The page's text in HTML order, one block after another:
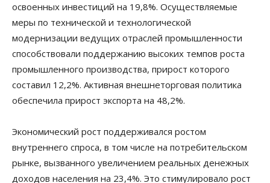
освоенных инвестиций на 19,8%. Осуществляемые
меры по технической и технологической
модернизации ведущих отраслей промышленности
способствовали поддержанию высоких темпов роста
промышленного производства, прирост которого
составил 12,2%. Активная внешнеторговая политика
обеспечила прирост экспорта на 48,2%.
Экономический рост поддерживался ростом
внутреннего спроса, в том числе на потребительском
рынке, вызванного увеличением реальных денежных
доходов населения на 23,4%. Это стимулировало рост